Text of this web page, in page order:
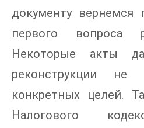
документу вернемся
первого вопроса
Некоторые акты
реконструкции
конкретных целей.
Налогового